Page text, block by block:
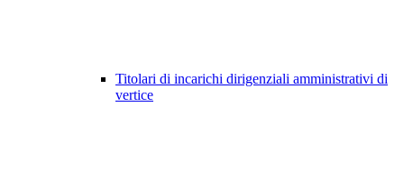
Titolari di incarichi dirigenziali amministrativi di
vertice